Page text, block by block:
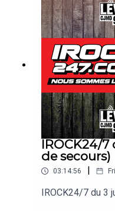
IROCK24/
de secours)
03:14:56